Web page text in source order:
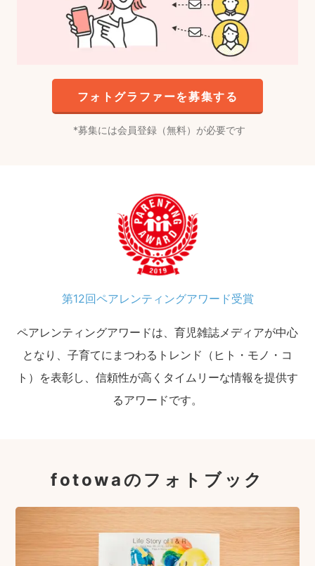
フォトグラファーを募集する
募集には会員登録（無料）が必要です
第12回ペアレンティングアワード受賞
ペアレンティングアワードは、育児雑誌メディアが中心
となり、子育てにまつわるトレンド（ヒト・モノ・コ
ト）を表彰し、信頼性が高くタイムリーな情報を提供す
るアワードです。
fotowaのフォトブック